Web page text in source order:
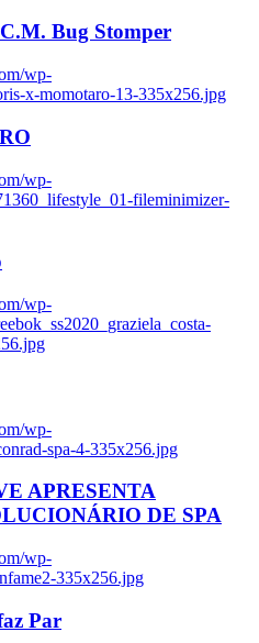
Bug Stomper
wp-
x-momotaro-13-335x256.jpg
wp-
fileminimizer-
wp-
wp-
spa-4-335x256.jpg
APRESENTA
DE SPA
wp-
335x256.jpg
Par